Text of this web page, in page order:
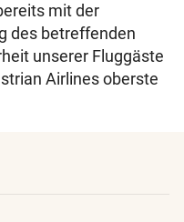
mit der
des betreffenden
unserer Fluggäste
Airlines oberste